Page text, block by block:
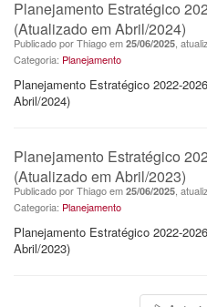
Planejamento Estratégico
(Atualizado em Abril/2024)
Publicado por Thiago em 25/06/2025 ,
Categoria: Planejamento
Planejamento Estratégico 2022-
Abril/2024)
Planejamento Estratégico
(Atualizado em Abril/2023)
Publicado por Thiago em 25/06/2025 ,
Categoria: Planejamento
Planejamento Estratégico 2022-
Abril/2023)